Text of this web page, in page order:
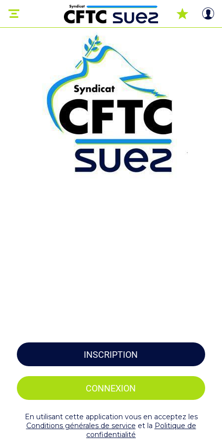
INSCRIPTION
CONNEXION
En utilisant cette application vous en acceptez les
Conditions générales de service et la Politique de
confidentialité